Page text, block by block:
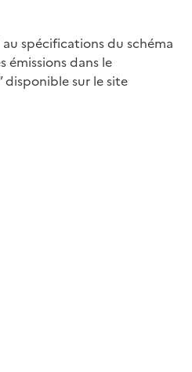
spécifications du schéma
émissions dans le
disponible sur le site